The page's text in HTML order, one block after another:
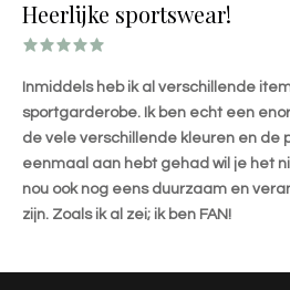
Heerlijke sportswear!
Inmiddels heb ik al verschillende
sportgarderobe. Ik ben echt een
de vele verschillende kleuren en de
eenmaal aan hebt gehad wil je het
nou ook nog eens duurzaam en
zijn. Zoals ik al zei; ik ben FAN!